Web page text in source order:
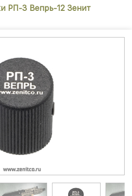
РП-3 Вепрь-12 Зенит